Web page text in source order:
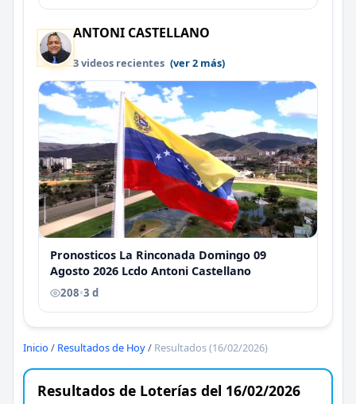
ANTONI CASTELLANO
3 videos recientes (ver 2 más)
Pronosticos La Rinconada Domingo 09
Agosto 2026 Lcdo Antoni Castellano
208•3 d
Inicio / Resultados de Hoy/ Resultados (16/02/2026)
Resultados de Loterías del 16/02/2026